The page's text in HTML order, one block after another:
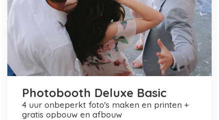
Photobooth Deluxe Basic
4 uur onbeperkt foto's maken en printen +
gratis opbouw en afbouw